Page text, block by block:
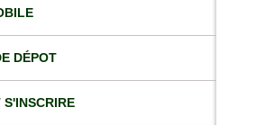
DÉPOT
S'INSCRIRE